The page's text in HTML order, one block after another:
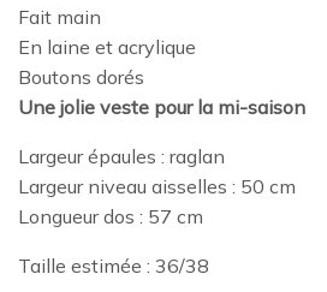
Fait main
En laine et acrylique
Boutons dorés
Une jolie veste pour la mi-saison
Largeur épaules : raglan
Largeur niveau aisselles : 50 cm
Longueur dos : 57 cm
Taille estimée : 36/38